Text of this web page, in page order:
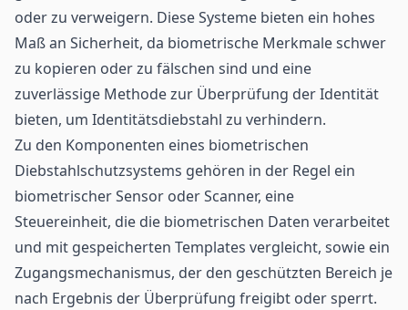
oder zu verweigern. Diese Systeme bieten ein hohes
Maß an Sicherheit, da biometrische Merkmale schwer
zu kopieren oder zu fälschen sind und eine
zuverlässige Methode zur Überprüfung der Identität
bieten, um Identitätsdiebstahl zu verhindern.
Zu den Komponenten eines biometrischen
Diebstahlschutzsystems gehören in der Regel ein
biometrischer Sensor oder Scanner, eine
Steuereinheit, die die biometrischen Daten verarbeitet
und mit gespeicherten Templates vergleicht, sowie ein
Zugangsmechanismus, der den geschützten Bereich je
nach Ergebnis der Überprüfung freigibt oder sperrt.